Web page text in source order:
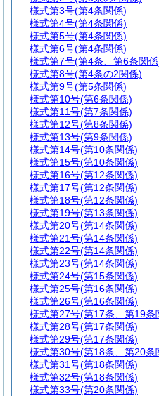
様式第3号(第4条関係)
様式第4号(第4条関係)
様式第5号(第4条関係)
様式第6号(第4条関係)
様式第7号(第4条、第6条関
様式第8号(第4条の2関係)
様式第9号(第5条関係)
様式第10号(第6条関係)
様式第11号(第7条関係)
様式第12号(第8条関係)
様式第13号(第9条関係)
様式第14号(第10条関係)
様式第15号(第10条関係)
様式第16号(第12条関係)
様式第17号(第12条関係)
様式第18号(第12条関係)
様式第19号(第13条関係)
様式第20号(第14条関係)
様式第21号(第14条関係)
様式第22号(第14条関係)
様式第23号(第14条関係)
様式第24号(第15条関係)
様式第25号(第16条関係)
様式第26号(第16条関係)
様式第27号(第17条、第19条
様式第28号(第17条関係)
様式第29号(第17条関係)
様式第30号(第18条、第20条
様式第31号(第18条関係)
様式第32号(第18条関係)
様式第33号(第20条関係)